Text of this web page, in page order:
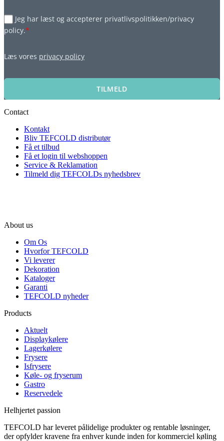
Jeg har læst og accepterer privatlivspolitikken/privacy
policy.*
Læs vores privacy policy
TILMELD
Contact
Kontakt
Bliv TEFCOLD distributør
Få et tilbud
Få et login til webshoppen
Service & Reklamation
Tilmeld dig TEFCOLDs nyhedsbrev
About us
Om Os
Hvorfor TEFCOLD
Vi leverer
Dekoration
Kataloger
Garanti
TEFCOLD nyheder
Products
Aktuelt
Displaykølere
Lagerkølere
Frysere
Isfrysere
Køle- og fryserum
Gastro
Reservedele
Helhjertet passion
TEFCOLD har leveret pålidelige produkter og rentable løsninger,
der opfylder kravene fra enhver kunde inden for kommerciel køling